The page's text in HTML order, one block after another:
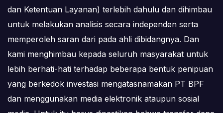
dan Ketentuan Layanan) terlebih dahulu dan dihimbau
untuk melakukan analisis secara independen serta
memperoleh saran dari pada ahli dibidangnya. Dan
kami menghimbau kepada seluruh masyarakat untuk
lebih berhati-hati terhadap beberapa bentuk penipuan
yang berkedok investasi mengatasnamakan PT BPF
dan menggunakan media elektronik ataupun sosial